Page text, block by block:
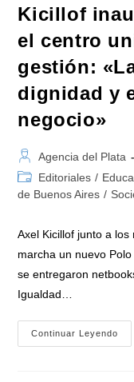
De
Kicillof
el centro
gestión:
dignidad y
negocio»
Autor
de
la
Agencia del Plata
Categoría
de
Editoriales /
de Buenos Aires /
Axel Kicillof junto a
marcha un nuevo
se entregaron
Igualdad…
Continuar Leyendo